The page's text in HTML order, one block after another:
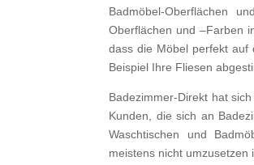
Badmöbel-Oberflächen
Oberflächen und –Farben
dass die Möbel perfekt auf
Beispiel Ihre Fliesen
Badezimmer-Direkt hat
Kunden, die sich an
Waschtischen und
meistens nicht umzusetzen